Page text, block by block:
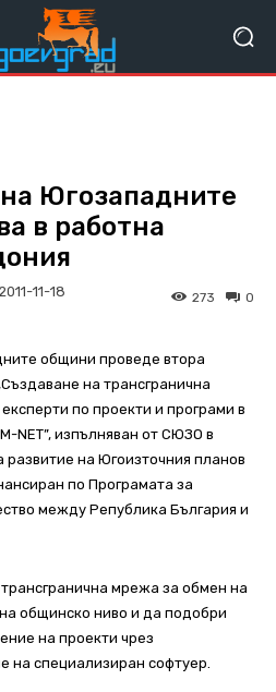
Югозападните
в работна
2011-11-18 0
273
общини проведе втора
на трансгранична
по проекти и програми в
NET”, изпълняван от СЮЗО в
развитие на Югоизточния планов
по Програмата за
между Република България и
мрежа за обмен на
общинско ниво и да подобри
на проекти чрез
на специализиран софтуер.